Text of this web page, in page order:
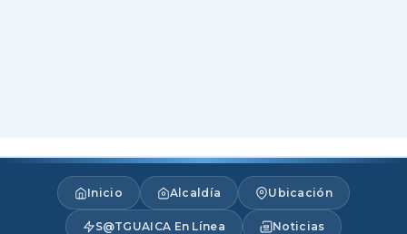
Inicio Alcaldía Ubicación
S@TGUAICA En Línea Noticias